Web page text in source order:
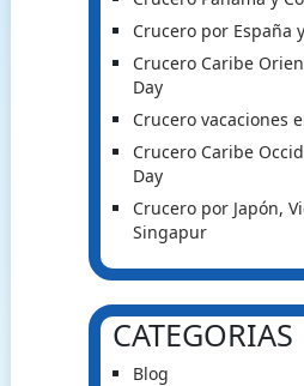
Crucero por España
Crucero Caribe
Day
Crucero vacaciones
Crucero Caribe
Day
Crucero por Japón,
Singapur
CATEGORIAS
Blog